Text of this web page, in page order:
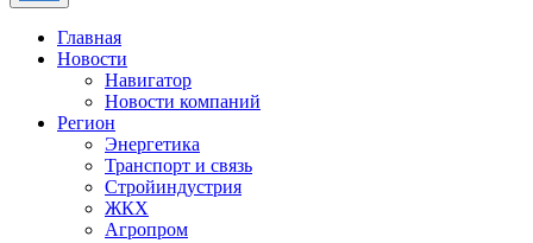
Главная
Новости
Навигатор
Новости компаний
Регион
Энергетика
Транспорт и связь
Стройиндустрия
ЖКХ
Агропром